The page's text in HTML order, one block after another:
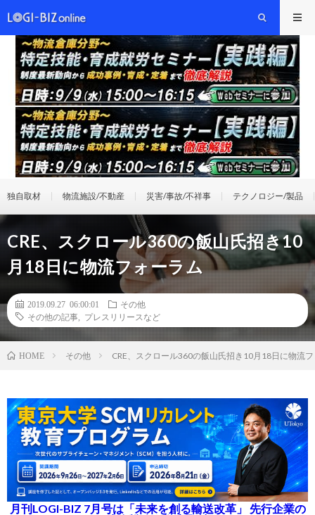
独自取材 物流施設/不動産 災害/事故/不祥事 テクノロジー/製品
CRE、スクロール360の飯山氏招き10
月18日に物流フォーラム
2019.09.27 06:00:01
その他
その他の記事
プレスリリースなど
HOME その他 CRE、スクロール360の飯山氏招き10月18日に物流
月刊LOGI-BIZ 7月号は「未来を創る輸送改革」 先行企業の